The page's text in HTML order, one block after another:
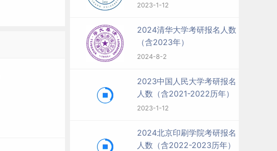
2023-1-12
2024清华大学考研报名人数
（含2023年）
2024-8-2
2023中国人民大学考研报名
人数（含2021-2022历年）
2023-1-12
2024北京印刷学院考研报名
人数（含2022-2023历年）